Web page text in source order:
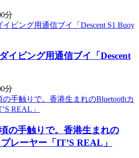
分
イビング用通信ブイ「Descent
分
の手触りで。香港生まれの
レーヤー「IT’S REAL」